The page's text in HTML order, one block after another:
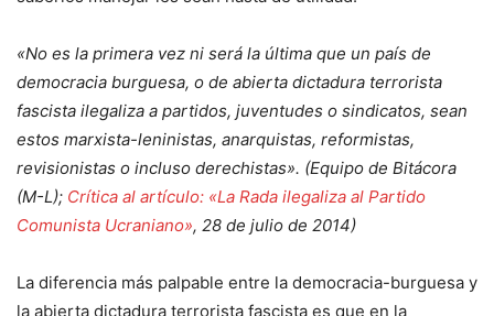
«No es la primera vez ni será la última que un país de
democracia burguesa, o de abierta dictadura terrorista
fascista ilegaliza a partidos, juventudes o sindicatos, sean
estos marxista-leninistas, anarquistas, reformistas,
revisionistas o incluso derechistas». (Equipo de Bitácora
(M-L); Crítica al artículo: «La Rada ilegaliza al Partido
Comunista Ucraniano», 28 de julio de 2014)
La diferencia más palpable entre la democracia-burguesa y
la abierta dictadura terrorista fascista es que en la